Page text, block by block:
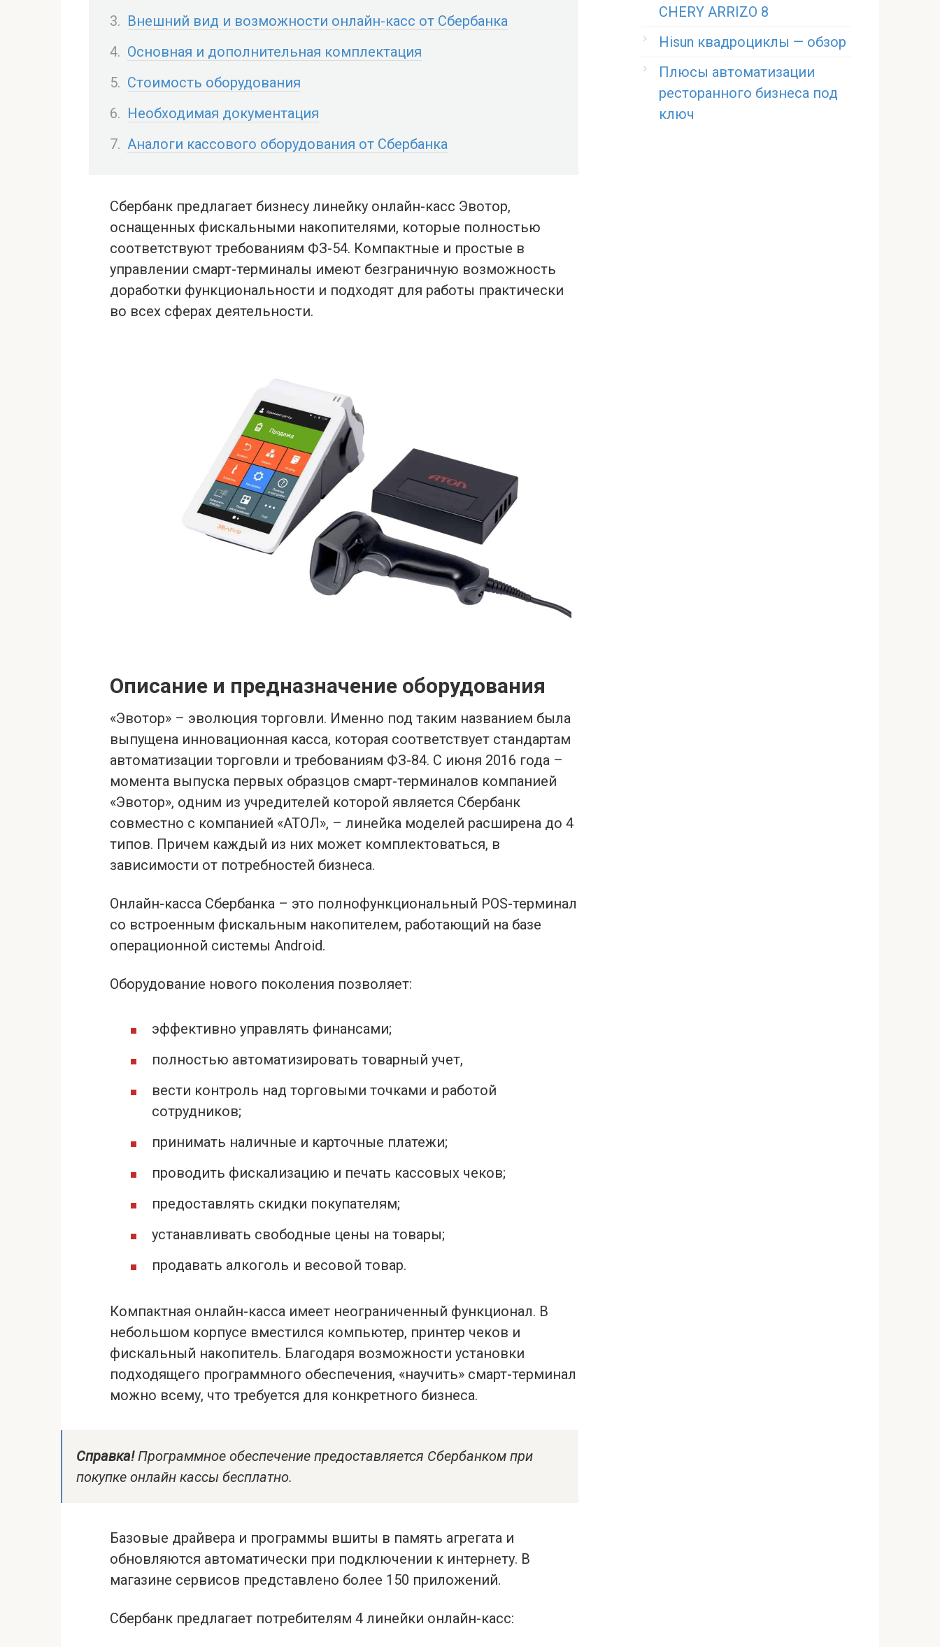
Внешний вид и возможности онлайн-касс от Сбербанка
Основная и дополнительная комплектация
Стоимость оборудования
Необходимая документация
Аналоги кассового оборудования от Сбербанка
Сбербанк предлагает бизнесу линейку онлайн-касс Эвотор,
оснащенных фискальными накопителями, которые полностью
соответствуют требованиям ФЗ-54. Компактные и простые в
управлении смарт-терминалы имеют безграничную возможность
доработки функциональности и подходят для работы практически
во всех сферах деятельности.
Описание и предназначение оборудования
«Эвотор» – эволюция торговли. Именно под таким названием была
выпущена инновационная касса, которая соответствует стандартам
автоматизации торговли и требованиям ФЗ-84. С июня 2016 года –
момента выпуска первых образцов смарт-терминалов компанией
«Эвотор», одним из учредителей которой является Сбербанк
совместно с компанией «АТОЛ», – линейка моделей расширена до 4
типов. Причем каждый из них может комплектоваться, в
зависимости от потребностей бизнеса.
Онлайн-касса Сбербанка – это полнофункциональный POS-терминал
со встроенным фискальным накопителем, работающий на базе
операционной системы Android.
Оборудование нового поколения позволяет:
эффективно управлять финансами;
полностью автоматизировать товарный учет,
вести контроль над торговыми точками и работой
сотрудников;
принимать наличные и карточные платежи;
проводить фискализацию и печать кассовых чеков;
предоставлять скидки покупателям;
устанавливать свободные цены на товары;
продавать алкоголь и весовой товар.
Компактная онлайн-касса имеет неограниченный функционал. В
небольшом корпусе вместился компьютер, принтер чеков и
фискальный накопитель. Благодаря возможности установки
подходящего программного обеспечения, «научить» смарт-терминал
можно всему, что требуется для конкретного бизнеса.
Справка!Программное обеспечение предоставляется Сбербанком при
покупке онлайн кассы бесплатно.
Базовые драйвера и программы вшиты в память агрегата и
обновляются автоматически при подключении к интернету. В
магазине сервисов представлено более 150 приложений.
Сбербанк предлагает потребителям 4 линейки онлайн-касс:
CHERY ARRIZO 8
Hisun квадроциклы — обзор
Плюсы автоматизации
ресторанного бизнеса под
ключ